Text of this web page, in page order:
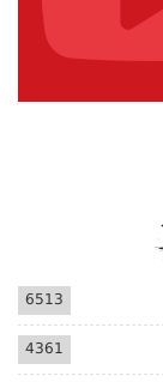
6513
4361